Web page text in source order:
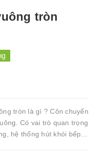
tròn
tròn là gì ? Côn
Có vai trò quan
hệ thống hút khói bếp...